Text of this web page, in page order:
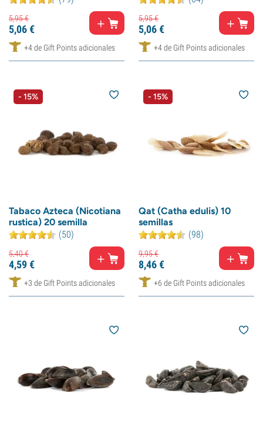
5,95€
5,06€
+4 de Gift Points adicionales
5,95€
5,06€
+4 de Gift Points adicionales
- 15%
Tabaco Azteca (Nicotiana
rustica) 20 semilla
(50)
5,40€
4,59€
+3 de Gift Points adicionales
- 15%
Qat (Catha edulis) 10
semillas
(98)
9,95€
8,46€
+6 de Gift Points adicionales